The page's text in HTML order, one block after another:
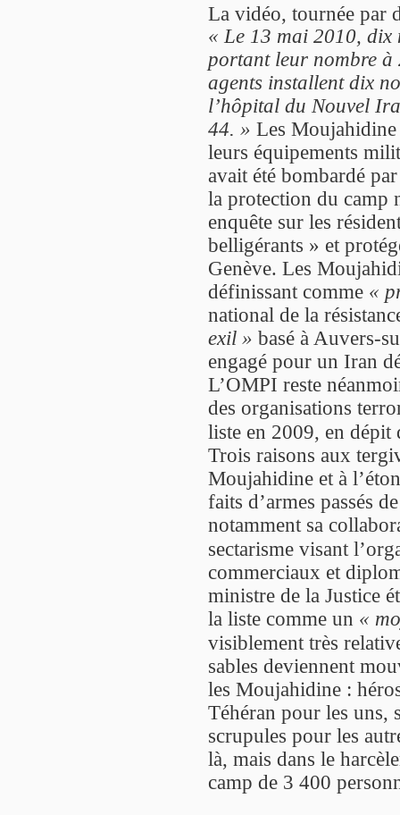
La vidéo, tournée par
« Le 13 mai 2010, dix
portant leur nombre
agents installent dix
l’hôpital du Nouvel
44. » Les
leurs équipements
avait été bombardé
la protection du camp
enquête sur les
belligérants » et
Genève. Les
définissant comme «
national de la
exil » basé à Auvers-
engagé pour un Iran
L’OMPI reste
des organisations
liste en 2009, en dépit
Trois raisons aux
Moujahidine et à
faits d’armes passés
notamment sa
sectarisme visant
commerciaux et
ministre de la Justice
la liste comme un «
visiblement très
sables deviennent
les Moujahidine :
Téhéran pour les uns,
scrupules pour les
là, mais dans le
camp de 3 400